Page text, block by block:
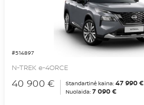
#514897
N-TREK e-4ORCE
40 900 € Standartinė kaina: 47 990 €
Nuolaida: 7 090 €